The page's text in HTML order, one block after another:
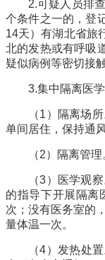
2.可疑人员排
个条件之一的，登
14天）有湖北省旅
北的发热或有呼吸
疑似病例等密切接触
3.集中隔离医学
（1）隔离场
单间居住，保持通
（2）隔离管
（3）医学观
的指导下开展隔离
次；没有医务室的
量体温一次。
（4）发热处